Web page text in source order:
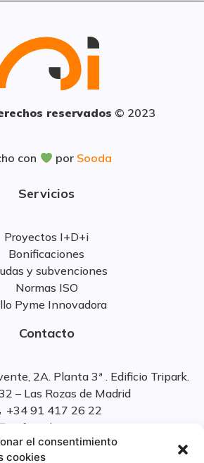
el consentimiento
cookies
reservados © 2023
con por Sooda
Servicios
Proyectos I+D+i
Bonificaciones
y subvenciones
Normas ISO
Pyme Innovadora
Contacto
2A. Planta 3ª . Edificio Tripark.
– Las Rozas de Madrid
+34 91 417 26 22
info@idavinci.es
linkedIn